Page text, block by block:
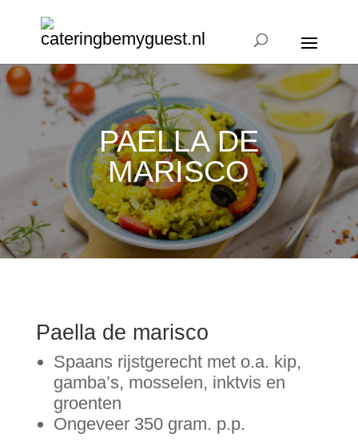
PAELLA DE
MARISCO
Paella de marisco
Spaans rijstgerecht met o.a. kip,
gamba’s, mosselen, inktvis en
groenten
Ongeveer 350 gram. p.p.